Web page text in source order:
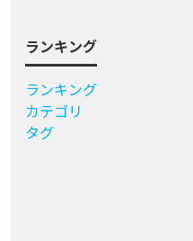
ランキング
ランキング
カテゴリ
タグ